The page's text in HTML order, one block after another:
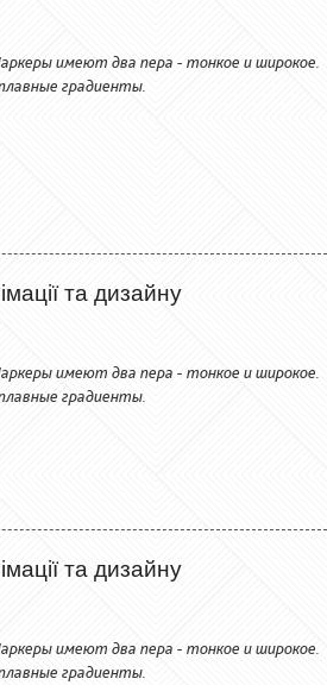
имеют два пера - тонкое и широкое.
градиенты.
та дизайну
имеют два пера - тонкое и широкое.
градиенты.
та дизайну
имеют два пера - тонкое и широкое.
градиенты.